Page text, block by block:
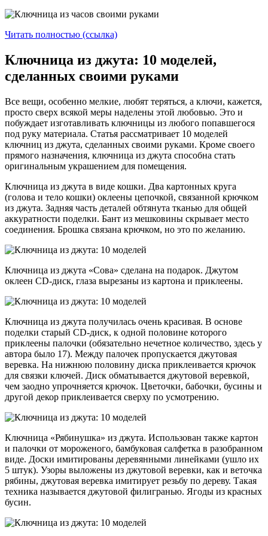
Читать полностью (ссылка)
Ключница из джута: 10 моделей,
сделанных своими руками
Все вещи, особенно мелкие, любят теряться, а ключи, кажется,
просто сверх всякой меры наделены этой любовью. Это и
побуждает изготавливать ключницы из любого попавшегося
под руку материала. Статья рассматривает 10 моделей
ключниц из джута, сделанных своими руками. Кроме своего
прямого назначения, ключница из джута способна стать
оригинальным украшением для помещения.
Ключница из джута в виде кошки. Два картонных круга
(голова и тело кошки) оклеены цепочкой, связанной крючком
из джута. Задняя часть деталей обтянута тканью для общей
аккуратности поделки. Бант из мешковины скрывает место
соединения. Брошка связана крючком, но это по желанию.
Ключница из джута «Сова» сделана на подарок. Джутом
оклеен CD-диск, глаза вырезаны из картона и приклеены.
Ключница из джута получилась очень красивая. В основе
поделки старый CD-диск, к одной половине которого
приклеены палочки (обязательно нечетное количество, здесь у
автора было 17). Между палочек пропускается джутовая
веревка. На нижнюю половину диска приклеивается крючок
для связки ключей. Диск обматывается джутовой веревкой,
чем заодно упрочняется крючок. Цветочки, бабочки, бусины и
другой декор приклеивается сверху по усмотрению.
Ключница «Рябинушка» из джута. Использован также картон
и палочки от мороженого, бамбуковая салфетка в разобранном
виде. Доски имитированы деревянными линейками (ушло их
5 штук). Узоры выложены из джутовой веревки, как и веточка
рябины, джутовая веревка имитирует резьбу по дереву. Такая
техника называется джутовой филигранью. Ягоды из красных
бусин.